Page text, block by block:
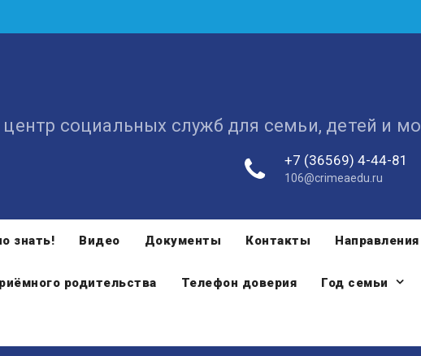
социальных служб для семьи, детей и
+7 (36569) 4-44-81
106@crimeaedu.ru
знать! Видео Документы Контакты
родительства Телефон доверия Год семьи